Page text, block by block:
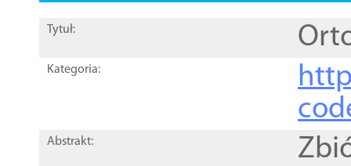
Tytuł:
Kategoria:
Abstrakt: